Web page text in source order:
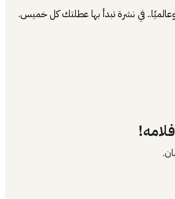
في نشرة تبدأ بها عطلتك كل خميس.